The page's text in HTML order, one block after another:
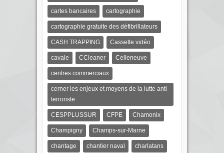
cartes bancaires cartographie
cartographie gratuite des défibrillateurs
CASH TRAPPING Cassette vidéo
cavale CCleaner Celleneuve
centres commerciaux
cerner les enjeux et moyens de la lutte anti-
terroriste
CESPPLUSSUR CFPE Chamonix
Champigny Champs-sur-Marne
chantage chantier naval charlatans